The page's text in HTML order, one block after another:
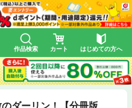
作品検索 カート はじめての方へ